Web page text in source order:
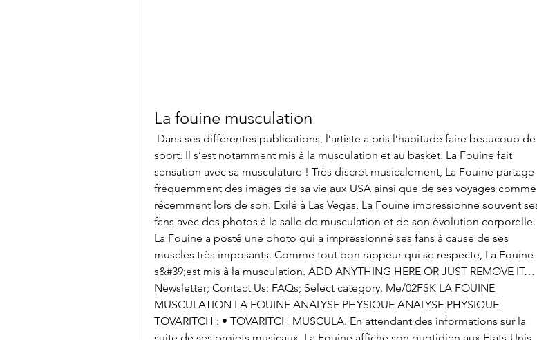
La fouine musculation
sport. Il s’est notamment mis à la musculation et au basket. La Fouine fait
sensation avec sa musculature ! Très discret musicalement, La Fouine partage
fréquemment des images de sa vie aux USA ainsi que de ses voyages comme
récemment lors de son. Exilé à Las Vegas, La Fouine impressionne souvent
fans avec des photos à la salle de musculation et de son évolution corporelle.
La Fouine a posté une photo qui a impressionné ses fans à cause de ses
muscles très imposants. Comme tout bon rappeur qui se respecte, La Fouine
s&#39;est mis à la musculation. ADD ANYTHING HERE OR JUST REMOVE IT…
Newsletter; Contact Us; FAQs; Select category. Me/02FSK LA FOUINE
MUSCULATION LA FOUINE ANALYSE PHYSIQUE ANALYSE PHYSIQUE
TOVARITCH : • TOVARITCH MUSCULA. En attendant des informations sur la